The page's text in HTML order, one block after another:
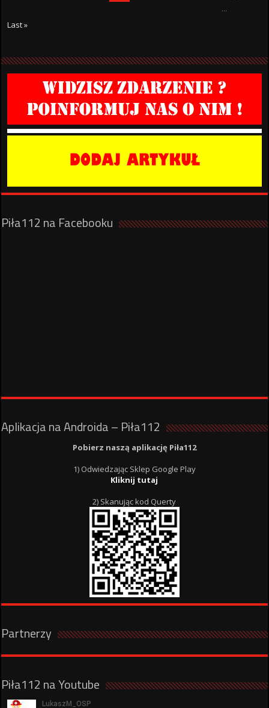
...
Last »
Piła112 na Facebooku
Aplikacja na Androida – Piła112
Pobierz naszą aplikację Piła112
1) Odwiedzając Sklep Google Play
Kliknij tutaj
2) Skanując kod Querty
Partnerzy
Piła112 na Youtube